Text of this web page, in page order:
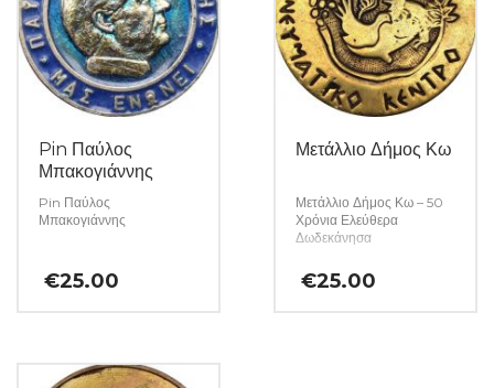
Pin Παύλος
Μπακογιάννης
Pin Παύλος
Μπακογιάννης
€25.00
Μετάλλιο Δήμος Κω
Μετάλλιο Δήμος Κω – 50
Χρόνια Ελεύθερα
Δωδεκάνησα
€25.00